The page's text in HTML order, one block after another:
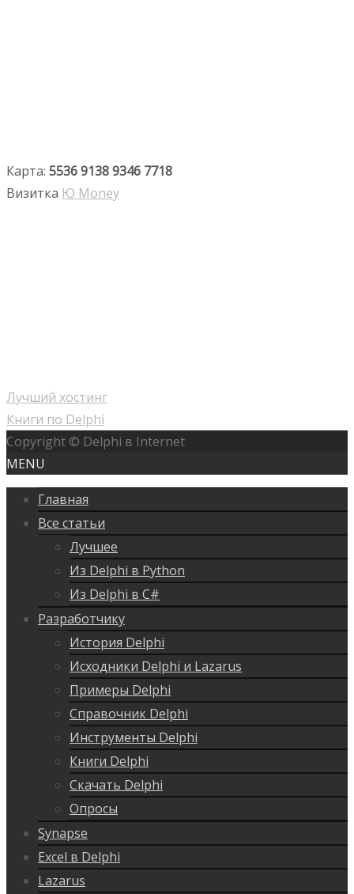
Карта: 5536 9138 9346 7718
Визитка Ю Money
Лучший хостинг
Книги по Delphi
Copyright © Delphi в Internet
MENU
Главная
Все статьи
Лучшее
Из Delphi в Python
Из Delphi в C#
Разработчику
История Delphi
Исходники Delphi и Lazarus
Примеры Delphi
Справочник Delphi
Инструменты Delphi
Книги Delphi
Скачать Delphi
Опросы
Synapse
Excel в Delphi
Lazarus